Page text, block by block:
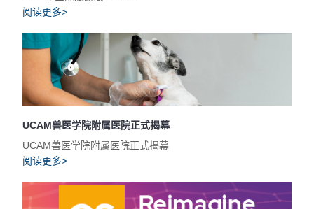
阅读更多>
UCAM兽医学院附属医院正式揭幕
UCAM兽医学院附属医院正式揭幕
阅读更多>